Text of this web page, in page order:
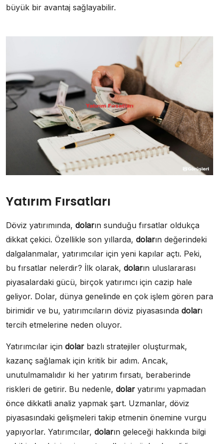
büyük bir avantaj sağlayabilir.
Yatırım Fırsatları
Döviz yatırımında, doların sunduğu fırsatlar oldukça
dikkat çekici. Özellikle son yıllarda, doların değerindeki
dalgalanmalar, yatırımcılar için yeni kapılar açtı. Peki,
bu fırsatlar nelerdir? İlk olarak, doların uluslararası
piyasalardaki gücü, birçok yatırımcı için cazip hale
geliyor. Dolar, dünya genelinde en çok işlem gören para
birimidir ve bu, yatırımcıların döviz piyasasında doları
tercih etmelerine neden oluyor.
Yatırımcılar için dolar bazlı stratejiler oluşturmak,
kazanç sağlamak için kritik bir adım. Ancak,
unutulmamalıdır ki her yatırım fırsatı, beraberinde
riskleri de getirir. Bu nedenle, dolar yatırımı yapmadan
önce dikkatli analiz yapmak şart. Uzmanlar, döviz
piyasasındaki gelişmeleri takip etmenin önemine vurgu
yapıyorlar. Yatırımcılar, doların geleceği hakkında bilgi